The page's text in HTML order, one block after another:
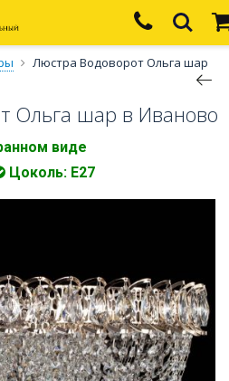
Люстра Водоворот Ольга шар
Ольга шар в Иваново
виде
Цоколь: Е27